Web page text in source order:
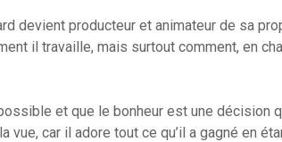
devient producteur et animateur de sa
il travaille, mais surtout comment, en
et que le bonheur est une décision
vue, car il adore tout ce qu’il a gagné en